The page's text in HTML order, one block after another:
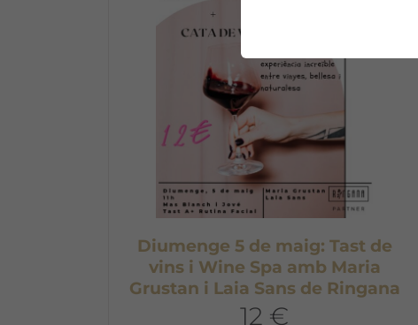
Diumenge 5 de maig: Tast de
vins i Wine Spa amb Maria
Grustan i Laia Sans de Ringana
12 €